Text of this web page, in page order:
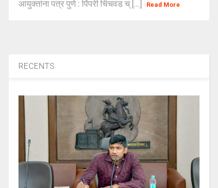
आयुक्तांना पत्र पुणे : पिंपरी चिंचवड च् [...]
Read More
RECENTS